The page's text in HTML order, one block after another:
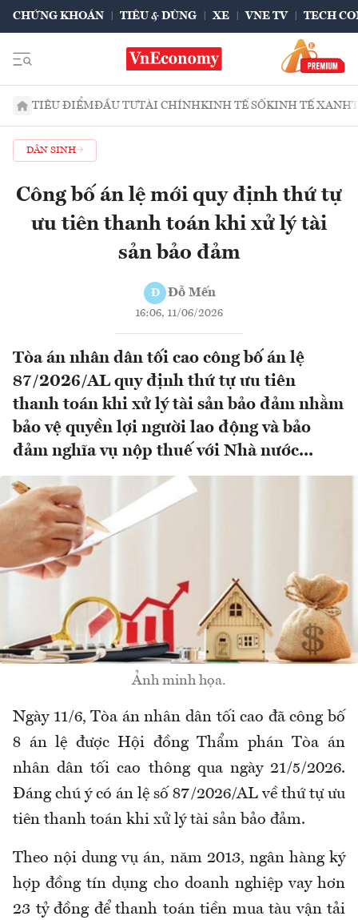
CHỨNG KHOÁN TIÊU & DÙNG XE VNE TV TECH
TIÊU ĐIỂMĐẦU TƯTÀI CHÍNHKINH TẾ SỐKINH TẾ XANH
DÂN SINH
Công bố án lệ mới quy định thứ tự
ưu tiên thanh toán khi xử lý tài
sản bảo đảm
Đ Đỗ Mến
16:06, 11/06/2026
Tòa án nhân dân tối cao công bố án lệ
87/2026/AL quy định thứ tự ưu tiên
thanh toán khi xử lý tài sản bảo đảm nhằm
bảo vệ quyền lợi người lao động và bảo
đảm nghĩa vụ nộp thuế với Nhà nước...
Ảnh minh họa.
Ngày 11/6, Tòa án nhân dân tối cao đã công bố
8 án lệ được Hội đồng Thẩm phán Tòa án
nhân dân tối cao thông qua ngày 21/5/2026.
Đáng chú ý có án lệ số 87/2026/AL về thứ tự ưu
tiên thanh toán khi xử lý tài sản bảo đảm.
Theo nội dung vụ án, năm 2013, ngân hàng ký
hợp đồng tín dụng cho doanh nghiệp vay hơn
23 tỷ đồng để thanh toán tiền mua tàu vận tải